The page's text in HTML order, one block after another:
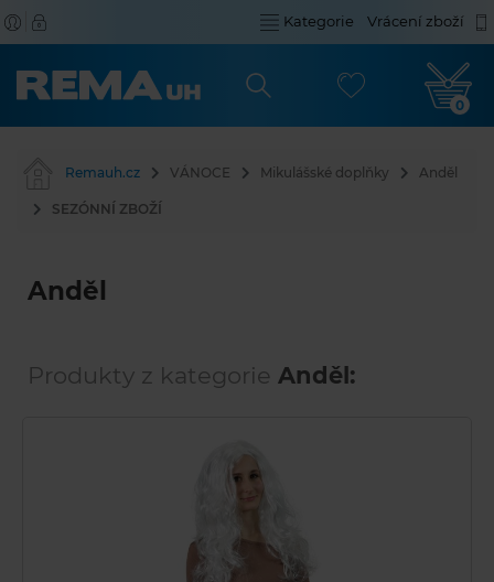
Kategorie Vrácení zboží
0
Remauh.cz VÁNOCE Mikulášské doplňky Anděl
SEZÓNNÍ ZBOŽÍ
Anděl
Produkty z kategorie Anděl: